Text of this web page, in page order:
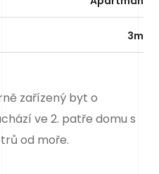
3m
zařízený byt o
ve 2. patře domu s
od moře.